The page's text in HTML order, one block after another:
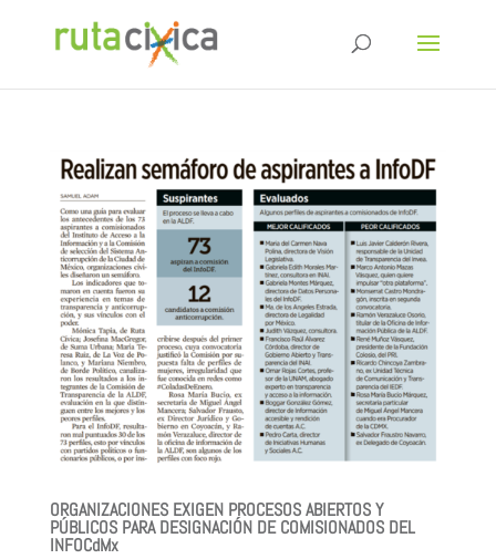
ORGANIZACIONES EXIGEN PROCESOS ABIERTOS Y
PÚBLICOS PARA DESIGNACIÓN DE COMISIONADOS DEL
INFOCdMx